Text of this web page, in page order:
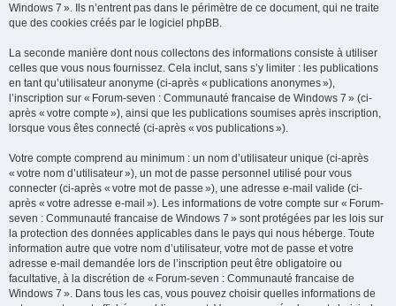
Windows 7 ». Ils n’entrent pas dans le périmètre de ce document, qui ne traite
que des cookies créés par le logiciel phpBB.
La seconde manière dont nous collectons des informations consiste à utiliser
celles que vous nous fournissez. Cela inclut, sans s’y limiter : les publications
en tant qu’utilisateur anonyme (ci-après « publications anonymes »),
l’inscription sur « Forum-seven : Communauté francaise de Windows 7 » (ci-
après « votre compte »), ainsi que les publications soumises après inscription,
lorsque vous êtes connecté (ci-après « vos publications »).
Votre compte comprend au minimum : un nom d’utilisateur unique (ci-après
« votre nom d’utilisateur »), un mot de passe personnel utilisé pour vous
connecter (ci-après « votre mot de passe »), une adresse e-mail valide (ci-
après « votre adresse e-mail »). Les informations de votre compte sur « Forum-
seven : Communauté francaise de Windows 7 » sont protégées par les lois sur
la protection des données applicables dans le pays qui nous héberge. Toute
information autre que votre nom d’utilisateur, votre mot de passe et votre
adresse e-mail demandée lors de l’inscription peut être obligatoire ou
facultative, à la discrétion de « Forum-seven : Communauté francaise de
Windows 7 ». Dans tous les cas, vous pouvez choisir quelles informations de